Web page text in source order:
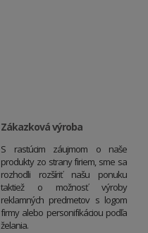
Zákazková výroba
S rastúcim záujmom o naše
produkty zo strany firiem, sme sa
rozhodli rozšíriť našu ponuku
taktiež o možnosť výroby
reklamných predmetov s logom
firmy alebo personifikáciou podľa
želania.